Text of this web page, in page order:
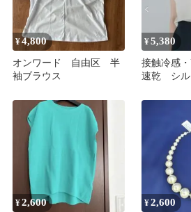
¥4,800
オンワード 自由区 半
袖ブラウス
¥5,380
接触冷感
速乾 シル
¥2,600 ¥2,600